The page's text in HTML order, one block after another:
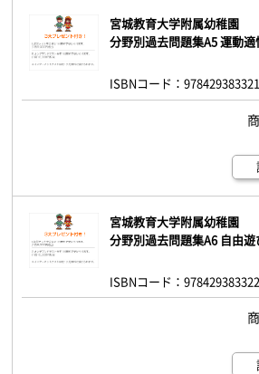
宮城教育大学附属幼稚園
分野別過去問題集A5 運動
ISBNコード：
宮城教育大学附属幼稚園
分野別過去問題集A6 自由
ISBNコード：